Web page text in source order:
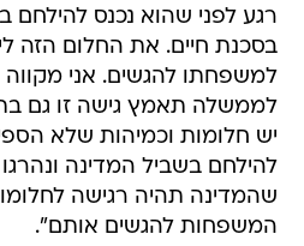
רגע לפני שהוא נכנס להילחם
בסכנת חיים. את החלום הזה
למשפחתו להגשים. אני
לממשלה תאמץ גישה זו גם
יש חלומות וכמיהות שלא
להילחם בשביל המדינה ונהרגו
שהמדינה תהיה רגישה
המשפחות להגשים אותם".